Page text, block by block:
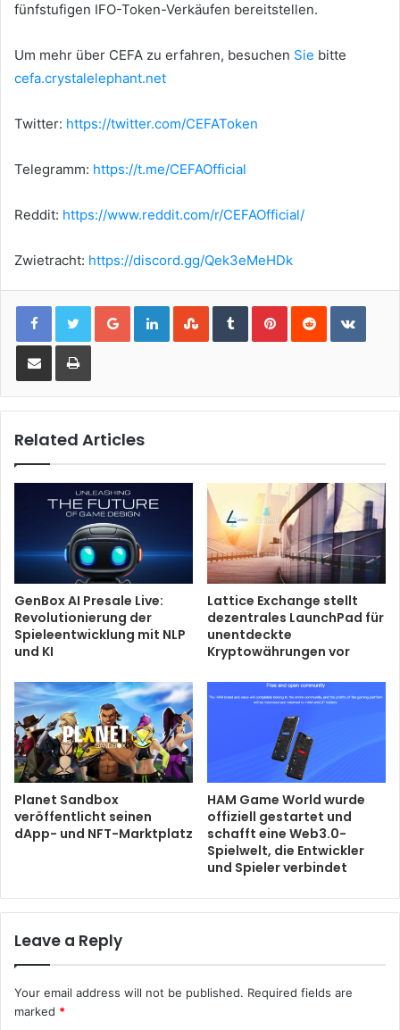
fünfstufigen IFO-Token-Verkäufen bereitstellen.
Um mehr über CEFA zu erfahren, besuchen Sie bitte
cefa.crystalelephant.net
Twitter: https://twitter.com/CEFAToken
Telegramm: https://t.me/CEFAOfficial
Reddit: https://www.reddit.com/r/CEFAOfficial/
Zwietracht: https://discord.gg/Qek3eMeHDk
Google+LinkedInStumbleUpon
TumblrPinterestReddit
Share via Email Print
Related Articles
GenBox AI Presale Live:
Revolutionierung der
Spieleentwicklung mit NLP
und KI
Lattice Exchange stellt
dezentrales LaunchPad für
unentdeckte
Kryptowährungen vor
Planet Sandbox
veröffentlicht seinen
dApp- und NFT-Marktplatz
HAM Game World wurde
offiziell gestartet und
schafft eine Web3.0-
Spielwelt, die Entwickler
und Spieler verbindet
Leave a Reply
Your email address will not be published. Required fields are
marked *